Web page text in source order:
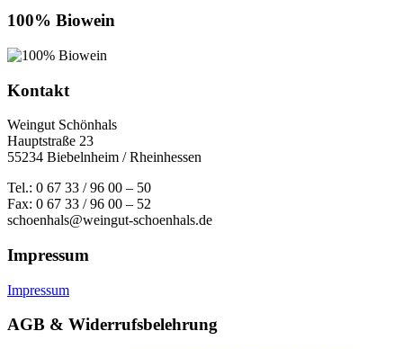
100% Biowein
Kontakt
Weingut Schönhals
Hauptstraße 23
55234 Biebelnheim / Rheinhessen
Tel.: 0 67 33 / 96 00 – 50
Fax: 0 67 33 / 96 00 – 52
schoenhals@weingut-schoenhals.de
Impressum
Impressum
AGB & Widerrufsbelehrung